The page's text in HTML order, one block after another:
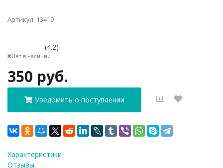
Артикул: 13419
(4.2)
Нет в наличии
350 руб.
Уведомить о поступлении
Характеристики
Отзывы